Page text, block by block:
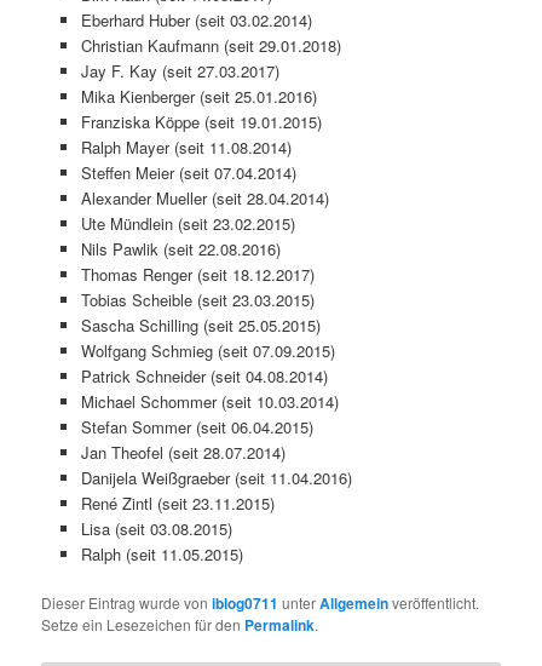
Eberhard Huber (seit 03.02.2014)
Christian Kaufmann (seit 29.01.2018)
Jay F. Kay (seit 27.03.2017)
Mika Kienberger (seit 25.01.2016)
Franziska Köppe (seit 19.01.2015)
Ralph Mayer (seit 11.08.2014)
Steffen Meier (seit 07.04.2014)
Alexander Mueller (seit 28.04.2014)
Ute Mündlein (seit 23.02.2015)
Nils Pawlik (seit 22.08.2016)
Thomas Renger (seit 18.12.2017)
Tobias Scheible (seit 23.03.2015)
Sascha Schilling (seit 25.05.2015)
Wolfgang Schmieg (seit 07.09.2015)
Patrick Schneider (seit 04.08.2014)
Michael Schommer (seit 10.03.2014)
Stefan Sommer (seit 06.04.2015)
Jan Theofel (seit 28.07.2014)
Danijela Weißgraeber (seit 11.04.2016)
René Zintl (seit 23.11.2015)
Lisa (seit 03.08.2015)
Ralph (seit 11.05.2015)
Dieser Eintrag wurde voniblog0711 unterAllgemeinveröffentlicht.
Setze ein Lesezeichen für den Permalink.